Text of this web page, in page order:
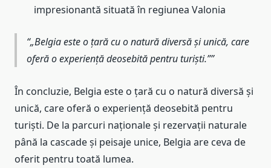
impresionantă situată în regiunea Valonia
„Belgia este o țară cu o natură diversă și unică, care
oferă o experiență deosebită pentru turiști.”
În concluzie, Belgia este o țară cu o natură diversă și
unică, care oferă o experiență deosebită pentru
turiști. De la parcuri naționale și rezervații naturale
până la cascade și peisaje unice, Belgia are ceva de
oferit pentru toată lumea.